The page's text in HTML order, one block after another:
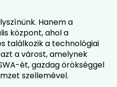
Hanem a
központ, ahol a
találkozik a technológiai
a várost, amelynek
ét, gazdag örökséggel
szellemével.